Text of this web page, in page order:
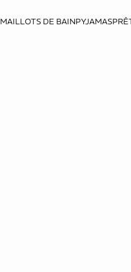
MAILLOTS DE BAINPYJAMAS